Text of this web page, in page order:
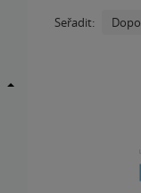
Seřadit: